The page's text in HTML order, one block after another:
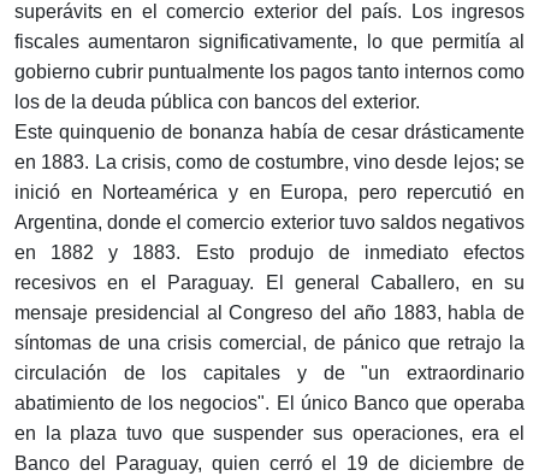
superávits en el comercio exterior del país. Los ingresos
fiscales aumentaron significativamente, lo que permitía al
gobierno cubrir puntualmente los pagos tanto internos como
los de la deuda pública con bancos del exterior.
Este quinquenio de bonanza había de cesar drásticamente
en 1883. La crisis, como de costumbre, vino desde lejos; se
inició en Norteamérica y en Europa, pero repercutió en
Argentina, donde el comercio exterior tuvo saldos negativos
en 1882 y 1883. Esto produjo de inmediato efectos
recesivos en el Paraguay. El general Caballero, en su
mensaje presidencial al Congreso del año 1883, habla de
síntomas de una crisis comercial, de pánico que retrajo la
circulación de los capitales y de "un extraordinario
abatimiento de los negocios". El único Banco que operaba
en la plaza tuvo que suspender sus operaciones, era el
Banco del Paraguay, quien cerró el 19 de diciembre de